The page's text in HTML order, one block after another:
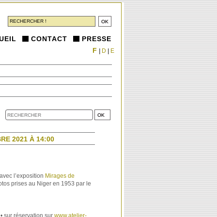
CONTACT PRESSE
2021 À 14:00
l’exposition Mirages de
prises au Niger en 1953 par le
sur réservation sur www.atelier-
F D E